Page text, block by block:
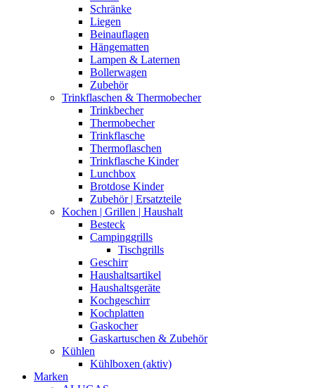
Schränke
Liegen
Beinauflagen
Hängematten
Lampen & Laternen
Bollerwagen
Zubehör
Trinkflaschen & Thermobecher
Trinkbecher
Thermobecher
Trinkflasche
Thermoflaschen
Trinkflasche Kinder
Lunchbox
Brotdose Kinder
Zubehör | Ersatzteile
Kochen | Grillen | Haushalt
Besteck
Campinggrills
Tischgrills
Geschirr
Haushaltsartikel
Haushaltsgeräte
Kochgeschirr
Kochplatten
Gaskocher
Gaskartuschen & Zubehör
Kühlen
Kühlboxen (aktiv)
Marken